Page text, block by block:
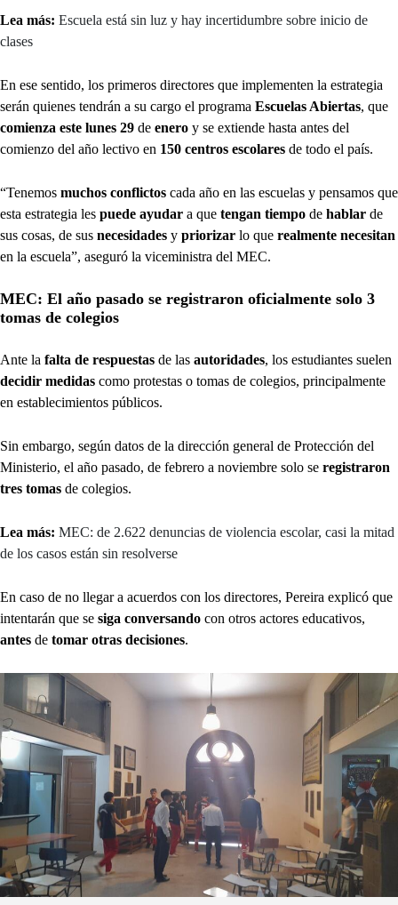
Lea más: Escuela está sin luz y hay incertidumbre sobre inicio de
clases
En ese sentido, los primeros directores que implementen la estrategia
serán quienes tendrán a su cargo el programa Escuelas Abiertas, que
comienza este lunes 29 de enero y se extiende hasta antes del
comienzo del año lectivo en 150 centros escolares de todo el país.
“Tenemos muchos conflictos cada año en las escuelas y pensamos que
esta estrategia les puede ayudar a que tengan tiempo de hablar de
sus cosas, de sus necesidades y priorizar lo que realmente necesitan
en la escuela”, aseguró la viceministra del MEC.
MEC: El año pasado se registraron oficialmente solo 3
tomas de colegios
Ante la falta de respuestas de las autoridades, los estudiantes suelen
decidir medidas como protestas o tomas de colegios, principalmente
en establecimientos públicos.
Sin embargo, según datos de la dirección general de Protección del
Ministerio, el año pasado, de febrero a noviembre solo se registraron
tres tomas de colegios.
Lea más: MEC: de 2.622 denuncias de violencia escolar, casi la mitad
de los casos están sin resolverse
En caso de no llegar a acuerdos con los directores, Pereira explicó que
intentarán que se siga conversando con otros actores educativos,
antes de tomar otras decisiones.